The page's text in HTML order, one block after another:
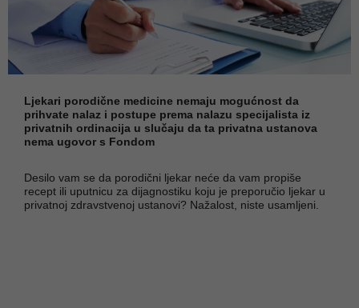
Ljekari porodične medicine nemaju mogućnost da
prihvate nalaz i postupe prema nalazu specijalista iz
privatnih ordinacija u slučaju da ta privatna ustanova
nema ugovor s Fondom
Desilo vam se da porodični ljekar neće da vam propiše
recept ili uputnicu za dijagnostiku koju je preporučio ljekar u
privatnoj zdravstvenoj ustanovi? Nažalost, niste usamljeni.